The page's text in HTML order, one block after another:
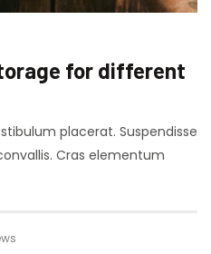
for different
placerat. Suspendisse
Cras elementum